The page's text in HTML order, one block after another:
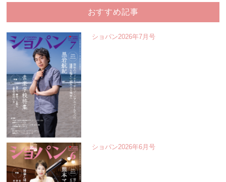
おすすめ記事
ショパン2026年7月号
ショパン2026年6月号